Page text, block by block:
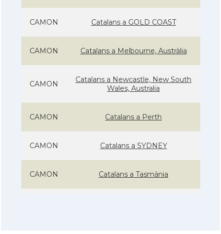
CAMON Catalans a GOLD COAST
CAMON Catalans a Melbourne, Austràlia
CAMON
Catalans a Newcastle, New South
Wales, Australia
CAMON Catalans a Perth
CAMON Catalans a SYDNEY
CAMON Catalans a Tasmània